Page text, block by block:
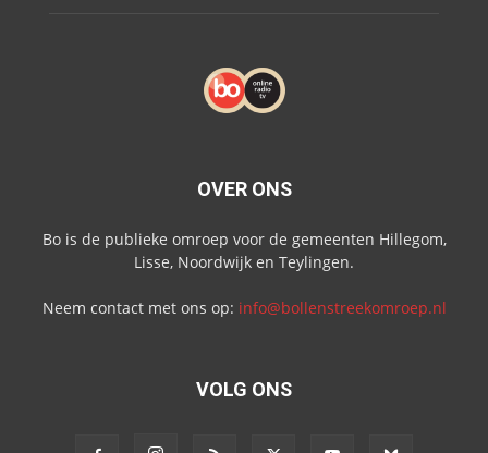
OVER ONS
Bo is de publieke omroep voor de gemeenten Hillegom,
Lisse, Noordwijk en Teylingen.
Neem contact met ons op: info@bollenstreekomroep.nl
VOLG ONS